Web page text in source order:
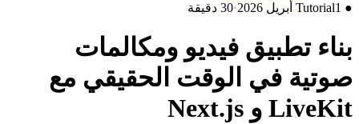
●
Tutorial 1 أبريل 2026 ·30 دقيقة
بناء تطبيق فيديو ومكالمات
صوتية في الوقت الحقيقي مع
LiveKit و Next.js